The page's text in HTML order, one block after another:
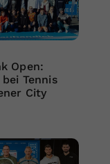
Open:
Tennis
City